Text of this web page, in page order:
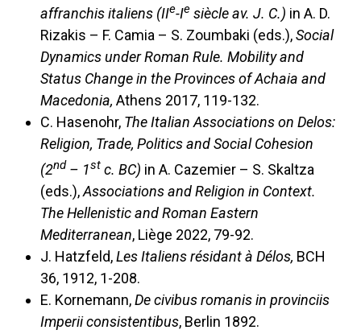
affranchis italiens (IIe-Ie siècle av. J. C.) in A. D.
Rizakis – F. Camia – S. Zoumbaki (eds.),Social
Dynamics under Roman Rule. Mobility and
Status Change in the Provinces of Achaia and
Macedonia, Athens 2017, 119-132.
C. Hasenohr, The Italian Associations on Delos:
Religion, Trade, Politics and Social Cohesion
(2nd – 1st c. BC) in A. Cazemier – S. Skaltza
(eds.),Associations and Religion in Context.
The Hellenistic and Roman Eastern
Mediterranean, Liège 2022, 79-92.
J. Hatzfeld,Les Italiens résidant à Délos, BCH
36, 1912, 1-208.
E. Kornemann,De civibus romanis in provinciis
Imperii consistentibus, Berlin 1892.